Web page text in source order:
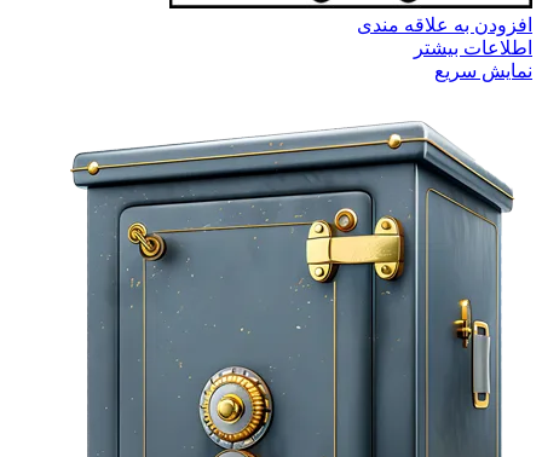
افزودن به علاقه مندی
اطلاعات بیشتر
نمایش سریع